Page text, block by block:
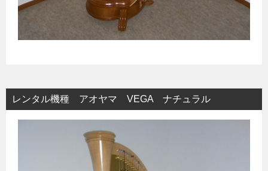
レンタル機種 アオヤマ VEGA ナチュラル